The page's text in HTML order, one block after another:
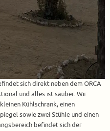
sich direkt neben dem ORCA
und alles ist sauber. Wir
Kühlschrank, einen
sowie zwei Stühle und einen
befindet sich der